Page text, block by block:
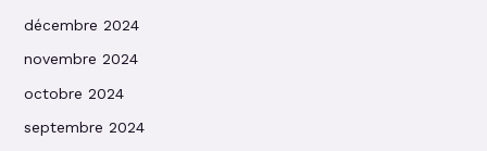
décembre 2024
novembre 2024
octobre 2024
septembre 2024